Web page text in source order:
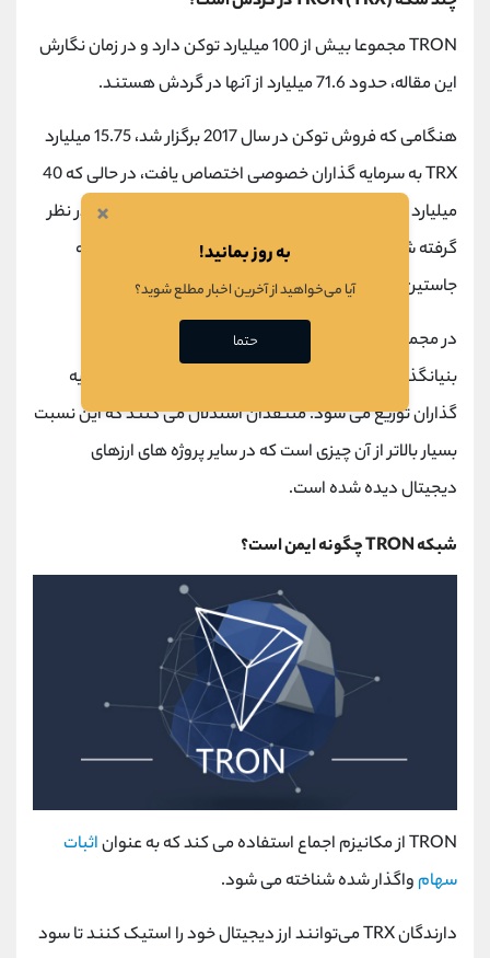
TRON مجموعا بیش از 100 میلیارد توکن دارد و در زمان نگارش
این مقاله، حدود 71.6 میلیارد از آنها در گردش هستند.
هنگامی که فروش توکن در سال 2017 برگزار شد، 15.75 میلیارد
TRX به سرمایه گذاران خصوصی اختصاص یافت، در حالی که 40
میلیارد اضافی برای شرکت کنندگان در
عرضه اولیه سکه در نظر
گرفته شد: به بنیاد ترون 34 میلیارد و یک شرکت متعلق به
جاستین سان 10 میلیارد.
بنیانگذار و خود پروژه می رسد، در حالی که 55٪ بین سرمایه
گذاران توزیع می شود. منتقدان استدلال می کنند که این نسبت
بسیار بالاتر از آن چیزی است که در سایر پروژه های ارزهای
دیجیتال دیده شده است.
شبکه TRON چگونه ایمن است؟
TRON از مکانیزم اجماع استفاده می کند که به عنوان
اثبات
سهام واگذار شده شناخته می شود.
دارندگان TRX می‌توانند ارز دیجیتال خود را استیک کنند تا سود
×
به روز بمانید!
آیا می‌خواهید از آخرین اخبار مطلع شوید؟
حتما